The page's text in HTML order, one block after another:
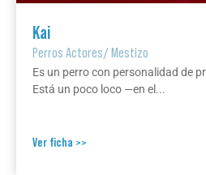
Kai
Perros Actores/Mestizo
Es un perro con personalidad de
Está un poco loco —en el...
Ver ficha >>